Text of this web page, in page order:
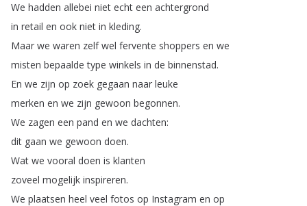
We hadden allebei niet echt een achtergrond
in retail en ook niet in kleding.
Maar we waren zelf wel fervente shoppers en we
misten bepaalde type winkels in de binnenstad.
En we zijn op zoek gegaan naar leuke
merken en we zijn gewoon begonnen.
We zagen een pand en we dachten:
dit gaan we gewoon doen.
Wat we vooral doen is klanten
zoveel mogelijk inspireren.
We plaatsen heel veel fotos op Instagram en op